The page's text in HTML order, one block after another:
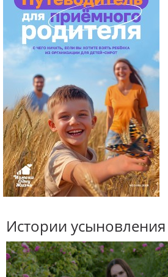
Истории усыновления